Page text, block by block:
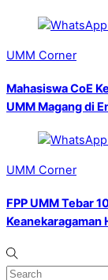
UMM Corner
Mahasiswa CoE
UMM Magang di
UMM Corner
FPP UMM Tebar
Keanekaragaman